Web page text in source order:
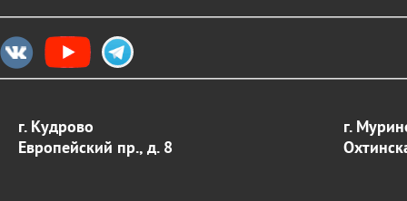
г. Кудрово
Европейский пр., д. 8
г.